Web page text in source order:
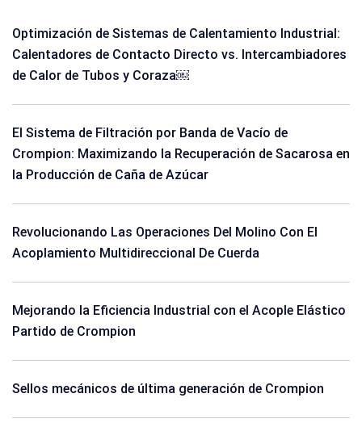
Optimización de Sistemas de Calentamiento Industrial:
Calentadores de Contacto Directo vs. Intercambiadores
de Calor de Tubos y Coraza￼
El Sistema de Filtración por Banda de Vacío de
Crompion: Maximizando la Recuperación de Sacarosa en
la Producción de Caña de Azúcar
Revolucionando Las Operaciones Del Molino Con El
Acoplamiento Multidireccional De Cuerda
Mejorando la Eficiencia Industrial con el Acople Elástico
Partido de Crompion
Sellos mecánicos de última generación de Crompion